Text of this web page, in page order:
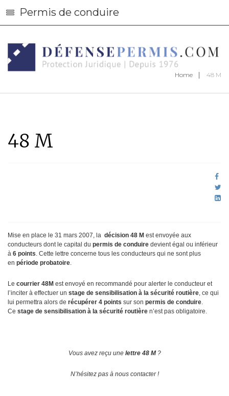
Permis de conduire
Home 48 M
48 M
Mise en place le 31 mars 2007, la décision 48 M est envoyée aux
conducteurs dont le capital du permis de conduire devient égal ou inférieur
à 6 points. Cette lettre concerne tous les conducteurs qui ne sont plus
en période probatoire.
Le courrier 48M est envoyé en recommandé pour alerter le conducteur et
l’inciter à effectuer un stage de sensibilisation à la sécurité routière, ce qui
lui permettra alors de récupérer 4 points sur son permis de conduire.
Ce stage de sensibilisation à la sécurité routière n’est pas obligatoire.
Vous avez reçu une lettre 48 M?
N’hésitez pas à nous contacter !